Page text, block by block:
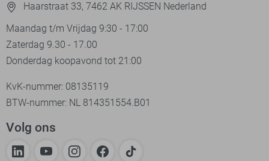
Haarstraat 33, 7462 AK RIJSSEN Nederland
Maandag t/m Vrijdag 9:30 - 17:00
Zaterdag 9.30 - 17.00
Donderdag koopavond tot 21:00
KvK-nummer: 08135119
BTW-nummer: NL 814351554.B01
Volg ons